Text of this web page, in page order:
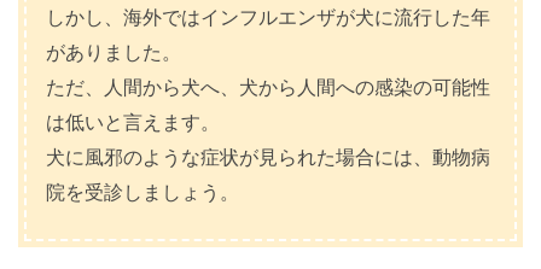
しかし、海外ではインフルエンザが犬に流行した年
がありました。
ただ、人間から犬へ、犬から人間への感染の可能性
は低いと言えます。
犬に風邪のような症状が見られた場合には、動物病
院を受診しましょう。